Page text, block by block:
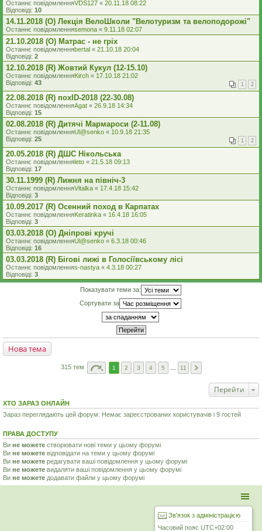
Останнє повідомленняVDS127 « 20.11.18 08:22
Відповіді: 10
14.11.2018 (O) Лекція ВелоШколи "Велотуризм та велоподорожі"
Останнє повідомленняsemona « 9.11.18 02:07
21.10.2018 (O) Матрас - не гріх
Останнє повідомленняbertal « 21.10.18 20:04
Відповіді: 2
12.10.2018 (R) Жовтий Кукул (12-15.10)
Останнє повідомленняKirch « 17.10.18 21:02
Відповіді: 43 1 2
22.08.2018 (R) похID-2018 (22-30.08)
Останнє повідомленняAgat « 26.9.18 14:34
Відповіді: 15
02.08.2018 (R) Дитячі Мармароси (2-11.08)
Останнє повідомленняUl@senko « 10.9.18 21:35
Відповіді: 25 1 2
20.05.2018 (R) ДШС Нікольська
Останнє повідомленняleto « 21.5.18 09:13
Відповіді: 17
30.11.1999 (R) Лижня на північ-3
Останнє повідомленняVitalka « 17.4.18 15:42
Відповіді: 3
10.09.2017 (R) Осенний поход в Карпатах
Останнє повідомленняKeratinka « 16.4.18 16:05
Відповіді: 3
03.03.2018 (O) Дніпрові кручі
Останнє повідомленняUl@senko « 6.3.18 00:46
Відповіді: 16
03.03.2018 (R) Бігові лижі в Голосіївському лісі
Останнє повідомленняs-nastya « 4.3.18 00:27
Відповіді: 3
Показувати теми за:
Сортувати за
Нова тема
315 тем 1 2 3 4 5 11
Перейти
ХТО ЗАРАЗ ОНЛАЙН
Зараз переглядають цей форум: Немає зареєстрованих користувачів і 9 гостей
ПРАВА ДОСТУПУ
Ви не можете створювати нові теми у цьому форумі
Ви не можете відповідати на теми у цьому форумі
Ви не можете редагувати ваші повідомлення у цьому форумі
Ви не можете видаляти ваші повідомлення у цьому форумі
Ви не можете додавати файли у цьому форумі
Зв'язок з адміністрацією
Часовий пояс UTC+02:00